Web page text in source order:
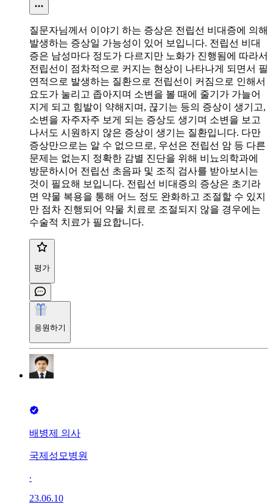
질문자님께서 이야기 하는 증상은 전립선 비대증에 의해
발생하는 증상일 가능성이 있어 보입니다. 전립선 비대
증은 남성마다 정도가 다르지만 노화가 진행됨에 따라서
전립선이 점차적으로 커지는 현상이 나타나게 되면서 필
연적으로 발생하는 질환으로 전립선이 커짐으로 인해서
요도가 눌리고 좁아지며 소변을 볼 때에 줄기가 가늘어
지게 되고 힘발이 약해지며, 끊기는 등의 증상이 생기고,
소변을 자주자주 보게 되는 증상도 생기며 소변을 보고
나서도 시원하지 않은 증상이 생기는 질환입니다. 다만
증상만으로는 알 수 없으므로, 우선은 전립선 암 등 다른
문제는 없는지 정확한 감별 진단을 위해 비뇨의학과에
방문하시어 전립선 초음파 및 조직 검사를 받아보시는
것이 필요해 보입니다. 전립선 비대증의 증상은 초기라
면 약물 복용을 통해 어느 정도 완화하고 조절할 수 있지
만 점차 진행되어 약물 치료로 조절되지 않을 경우에는
수술적 치료가 필요합니다.
평가
응원하기
배병제 의사
국제성모병원
∙
23.06.10